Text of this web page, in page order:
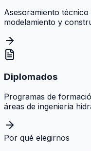
Asesoramiento
modelamiento y
Diplomados
Programas de
áreas de ingeniería
Por qué elegirnos